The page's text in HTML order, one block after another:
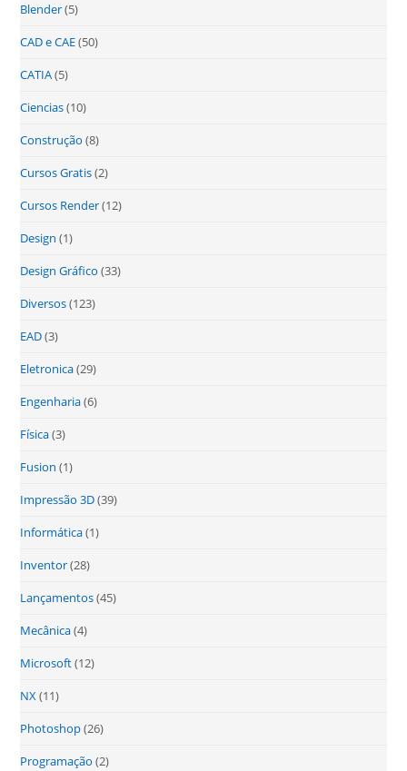
Blender(5)
CAD e CAE(50)
CATIA(5)
Ciencias(10)
Construção (8)
Cursos Gratis(2)
Cursos Render(12)
Design (1)
Design Gráfico (33)
Diversos(123)
EAD(3)
Eletronica(29)
Engenharia(6)
Física(3)
Fusion (1)
Impressão 3D(39)
Informática(1)
Inventor(28)
Lançamentos(45)
Mecânica(4)
Microsoft(12)
NX(11)
Photoshop(26)
Programação (2)